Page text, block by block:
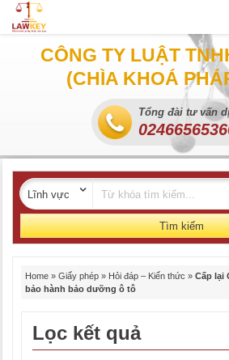
CÔNG TY LUẬT
(CHÌA KHOÁ
Tổng đài tư vấn
Tìm kiếm
Home » Giấy phép » Hỏi đáp – Kiến thức » Cấp lại
bảo hành bảo dưỡng ô tô
Lọc kết quả